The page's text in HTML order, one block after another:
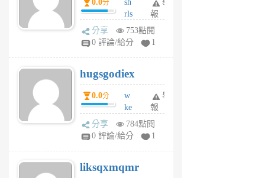
月
前
0.0分
sh
rls
k
m
6
個
月
前
舉
報
分享
753點閱
0 評論/給分
1
hugsgodiex
0.0分
w
ke
rv
pj
6
舉
報
分享
784點閱
0 評論/給分
1
liksqxmqmr